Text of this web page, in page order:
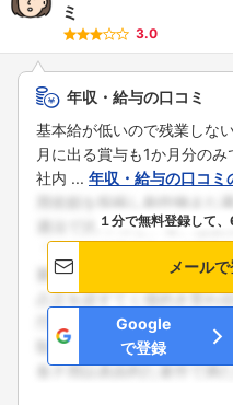
ミ
3.0
年収・給与の口コミ
基本給が低いので残業しな
月に出る賞与も1か月分のみ
社内 ... 年収・給与の口コミ
１分で無料登録して
メールで
Google
で登録